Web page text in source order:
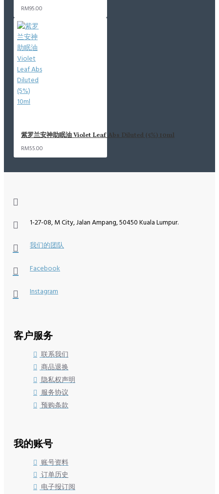
RM95.00
紫罗兰安神助眠油 Violet Leaf Abs Diluted (5%) 10ml
RM55.00
1-27-08, M City, Jalan Ampang, 50450 Kuala Lumpur.
我们的团队
Facebook
Instagram
客户服务
联系我们
商品退换
隐私权声明
服务协议
预购条款
我的账号
账号资料
订单历史
电子报订阅